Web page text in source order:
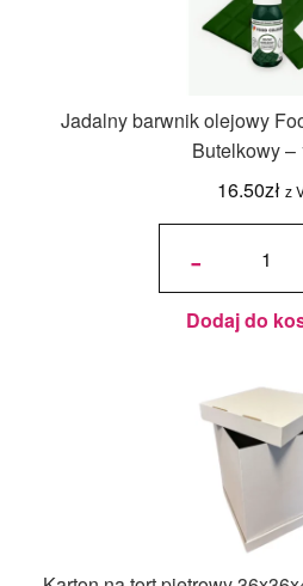
Jadalny barwnik olejowy
Butelkowy –
16.50zł z
-
ilość
olejowy
Food
Colours -
Zielony
Butelkowy
Dodaj do